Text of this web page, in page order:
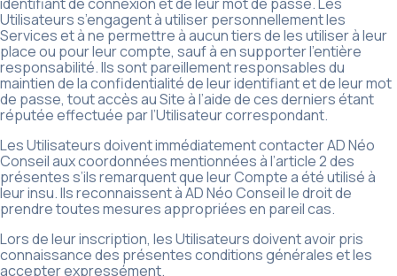
Utilisateurs s’engagent à utiliser personnellement les
Services et à ne permettre à aucun tiers de les utiliser à leur
place ou pour leur compte, sauf à en supporter l’entière
responsabilité. Ils sont pareillement responsables du
maintien de la confidentialité de leur identifiant et de leur mot
de passe, tout accès au Site à l’aide de ces derniers étant
réputée effectuée par l’Utilisateur correspondant.
Les Utilisateurs doivent immédiatement contacter AD Néo
Conseil aux coordonnées mentionnées à l’article 2 des
présentes s’ils remarquent que leur Compte a été utilisé à
leur insu. Ils reconnaissent à AD Néo Conseil le droit de
prendre toutes mesures appropriées en pareil cas.
Lors de leur inscription, les Utilisateurs doivent avoir pris
connaissance des présentes conditions générales et les
accepter expressément.